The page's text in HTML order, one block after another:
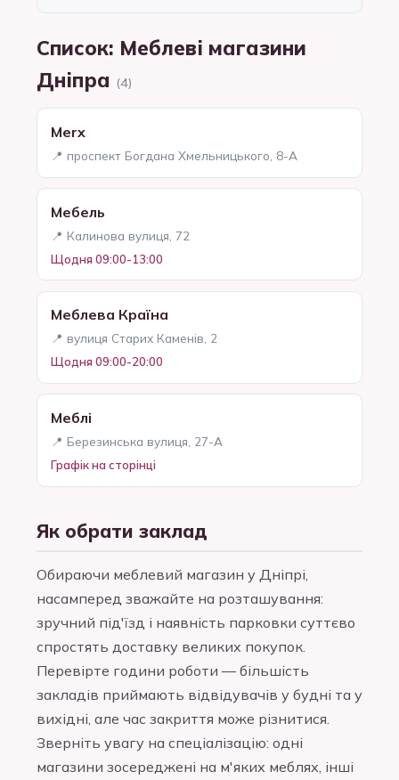
Список: Меблеві магазини
Дніпра (4)
Merx
📍 проспект Богдана Хмельницького, 8-А
Мебель
📍 Калинова вулиця, 72
Щодня 09:00-13:00
Меблева Країна
📍 вулиця Старих Каменів, 2
Щодня 09:00-20:00
Меблі
📍 Березинська вулиця, 27-А
Графік на сторінці
Як обрати заклад
Обираючи меблевий магазин у Дніпрі,
насамперед зважайте на розташування:
зручний під'їзд і наявність парковки суттєво
спростять доставку великих покупок.
Перевірте години роботи — більшість
закладів приймають відвідувачів у будні та у
вихідні, але час закриття може різнитися.
Зверніть увагу на спеціалізацію: одні
магазини зосереджені на м'яких меблях, інші